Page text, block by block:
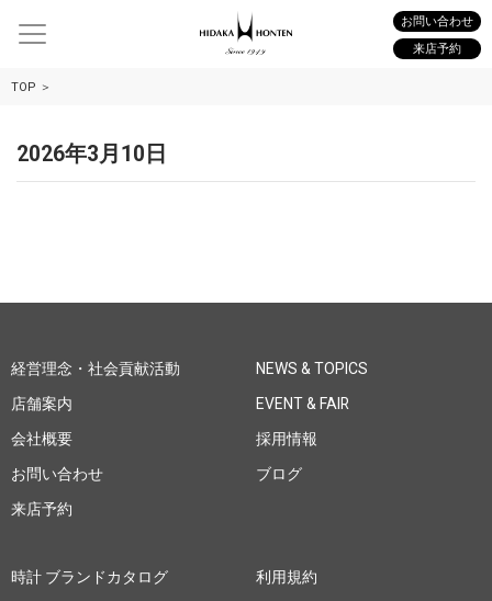
お問い合わせ
来店予約
TOP
2026年3月10日
経営理念・社会貢献活動
店舗案内
会社概要
お問い合わせ
来店予約
NEWS & TOPICS
EVENT & FAIR
採用情報
ブログ
時計 ブランドカタログ
利用規約